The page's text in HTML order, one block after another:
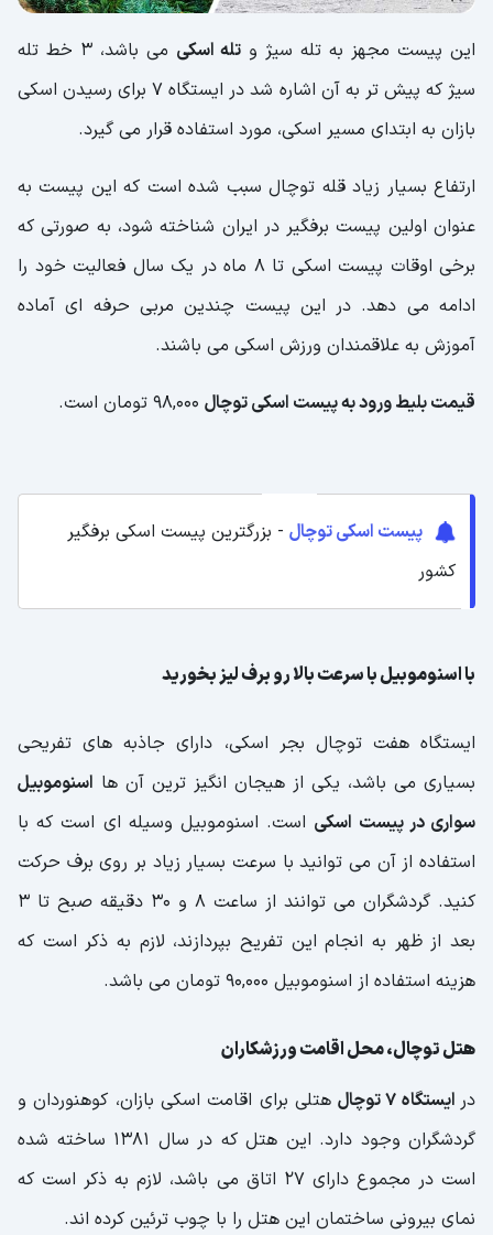
این پیست مجهز به تله سیژ و تله اسکی
می باشد، 3 خط تله
سیژ که پیش تر به آن اشاره شد در ایستگاه 7 برای رسیدن اسکی
بازان به ابتدای مسیر اسکی، مورد استفاده قرار می گیرد.
ارتفاع بسیار زیاد قله توچال سبب شده است که این پیست به
عنوان اولین پیست برفگیر در ایران شناخته شود، به صورتی که
برخی اوقات پیست اسکی تا 8 ماه در یک سال فعالیت خود را
ادامه می دهد. در این پیست چندین مربی حرفه ای آماده
آموزش به علاقمندان ورزش اسکی می باشند.
قیمت بلیط ورود به پیست اسکی توچال
پیست اسکی توچال - بزرگترین پیست اسکی برفگیر
کشور
با اسنوموبیل با سرعت بالا رو برف لیز بخورید
ایستگاه هفت توچال بجر اسکی، دارای جاذبه های تفریحی
بسیاری می باشد، یکی از هیجان انگیز ترین آن ها اسنوموبیل
سواری در پیست اسکی است. اسنوموبیل وسیله ای است که با
استفاده از آن می توانید با سرعت بسیار زیاد بر روی برف حرکت
کنید. گردشگران می توانند از ساعت 8 و 30 دقیقه صبح تا 3
بعد از ظهر به انجام این تفریح بپردازند، لازم به ذکر است که
هزینه استفاده از اسنوموبیل 90,000 تومان می باشد.
هتل توچال، محل اقامت ورزشکاران
در ایستگاه 7 توچال
هتلی برای اقامت اسکی بازان، کوهنوردان و
گردشگران وجود دارد. این هتل که در سال 1381 ساخته شده
است در مجموع دارای 27 اتاق می باشد، لازم به ذکر است که
نمای بیرونی ساختمان این هتل را با چوب ترئین کرده اند.